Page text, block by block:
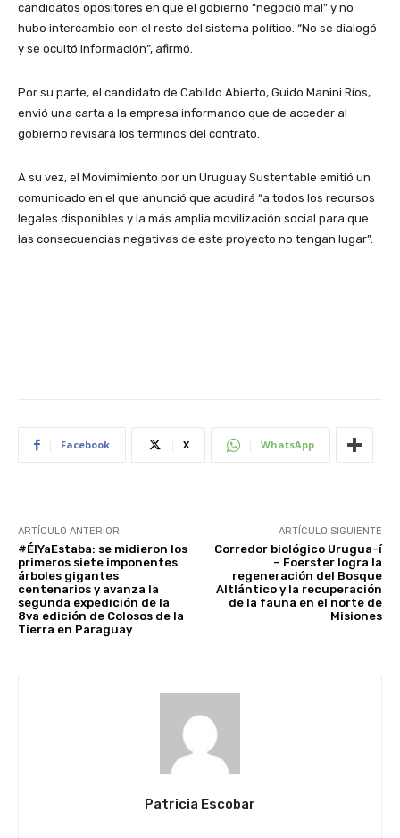
candidatos opositores en que el gobierno “negoció mal” y no
hubo intercambio con el resto del sistema político. “No se dialogó
y se ocultó información”, afirmó.
Por su parte, el candidato de Cabildo Abierto, Guido Manini Ríos,
envió una carta a la empresa informando que de acceder al
gobierno revisará los términos del contrato.
A su vez, el Movimimiento por un Uruguay Sustentable emitió un
comunicado en el que anunció que acudirá “a todos los recursos
legales disponibles y la más amplia movilización social para que
las consecuencias negativas de este proyecto no tengan lugar”.
Facebook X WhatsApp
ARTÍCULO ANTERIOR
#ÉlYaEstaba: se midieron los
primeros siete imponentes
árboles gigantes
centenarios y avanza la
segunda expedición de la
8va edición de Colosos de la
Tierra en Paraguay
ARTÍCULO SIGUIENTE
Corredor biológico Urugua-í
– Foerster logra la
regeneración del Bosque
Altlántico y la recuperación
de la fauna en el norte de
Misiones
Patricia Escobar